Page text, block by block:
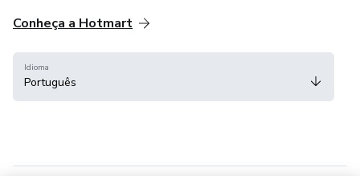
Conheça a Hotmart
Idioma
Português